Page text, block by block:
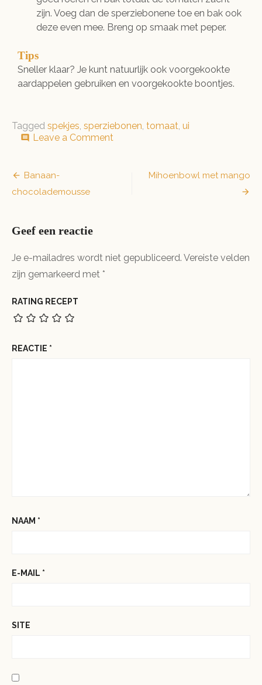
zijn. Voeg dan de sperziebonene toe en bak ook
deze even mee. Breng op smaak met peper.
Tips
Sneller klaar? Je kunt natuurlijk ook voorgekookte
aardappelen gebruiken en voorgekookte boontjes.
Tagged spekjes, sperziebonen, tomaat, ui
comment Leave a Comment
Bericht
navigatie
Banaan-
chocolademousse
Mihoenbowl met mango
Geef een reactie
Je e-mailadres wordt niet gepubliceerd. Vereiste velden
zijn gemarkeerd met *
RATING RECEPT
REACTIE *
NAAM *
E-MAIL *
SITE